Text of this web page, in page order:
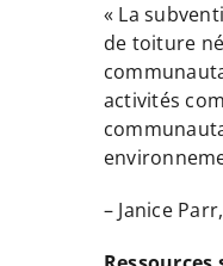
« La
de toiture
activités
– Janice